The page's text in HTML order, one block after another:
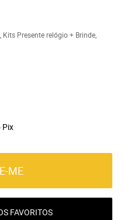
Kits Presente relógio + Brinde
Pix
ME
FAVORITOS